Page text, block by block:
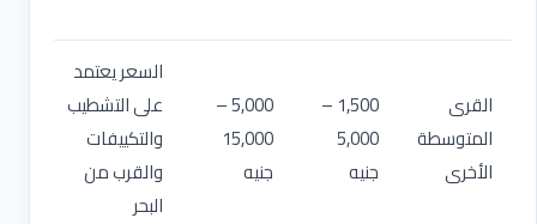
القرى
المتوسطة
الأخرى
1,500 –
5,000
جنيه
5,000 –
15,000
جنيه
السعر يعتمد
على التشطيب
والتكييفات
والقرب من
البحر